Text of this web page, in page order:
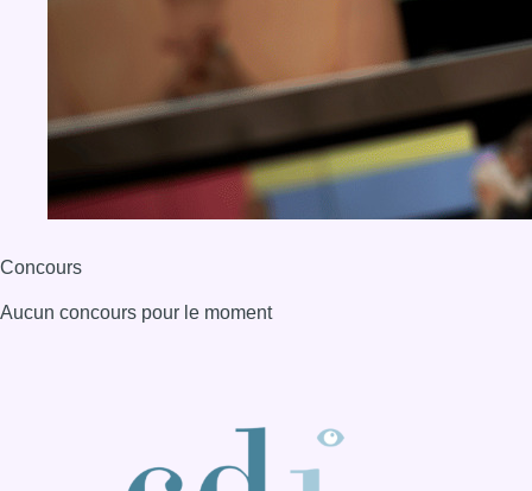
Concours
Aucun concours pour le moment